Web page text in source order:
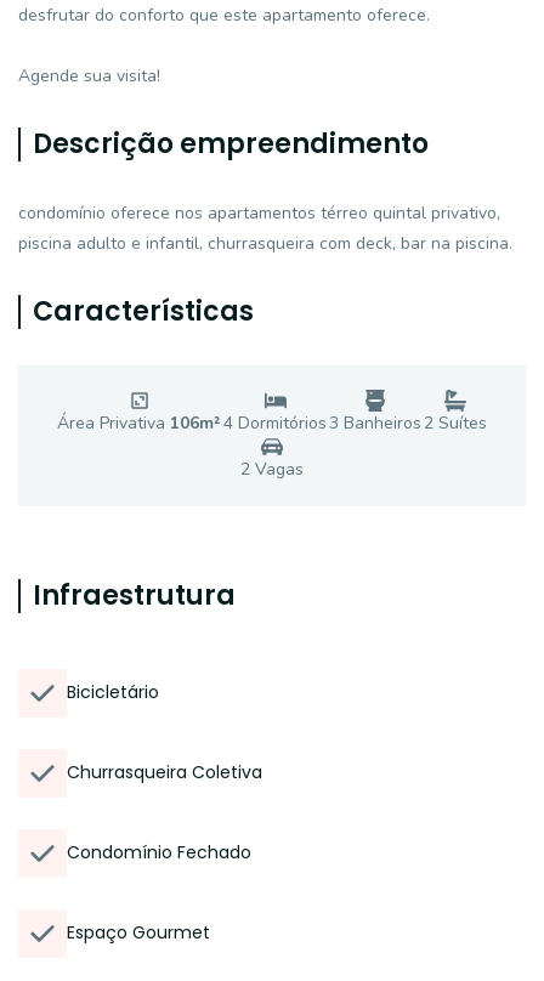
desfrutar do conforto que este apartamento oferece.
Agende sua visita!
Descrição empreendimento
condomínio oferece nos apartamentos térreo quintal privativo,
piscina adulto e infantil, churrasqueira com deck, bar na piscina.
Características
Área Privativa 106m²4 Dormitórios3 Banheiros 2 Suítes
2 Vagas
Infraestrutura
Bicicletário
Churrasqueira Coletiva
Condomínio Fechado
Espaço Gourmet